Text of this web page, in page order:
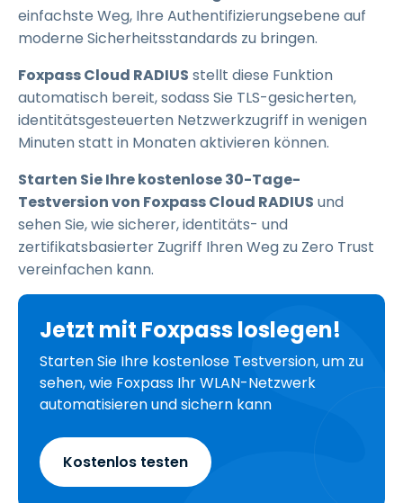
einfachste Weg, Ihre Authentifizierungsebene auf
moderne Sicherheitsstandards zu bringen.
Foxpass Cloud RADIUS stellt diese Funktion
automatisch bereit, sodass Sie TLS-gesicherten,
identitätsgesteuerten Netzwerkzugriff in wenigen
Minuten statt in Monaten aktivieren können.
Starten Sie Ihre kostenlose 30-Tage-
Testversion von Foxpass Cloud RADIUS und
sehen Sie, wie sicherer, identitäts- und
zertifikatsbasierter Zugriff Ihren Weg zu Zero Trust
vereinfachen kann.
Jetzt mit Foxpass loslegen!
Starten Sie Ihre kostenlose Testversion, um zu
sehen, wie Foxpass Ihr WLAN-Netzwerk
automatisieren und sichern kann
Kostenlos testen